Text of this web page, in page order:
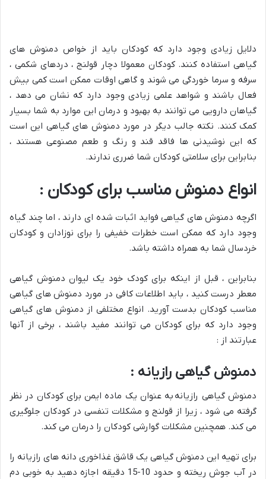
دلایل زیادی وجود دارد که کودکان باید از خواص دمنوش های
گیاهی استفاده کنند. کودکان معمولا دچار قولنج ، دردهای شکمی ،
سرفه و سرما خوردگی می شوند و گاهی اوقات ممکن است کمی بیش
فعال باشند و شواهد علمی زیادی وجود دارد که نشان می دهد ،
گیاهان دارویی می توانند به بهبود و درمان این موارد به شما بسیار
کمک کنند. نکته جالب دیگر در مورد دمنوش های گیاهی این است
که این نوشیدنی ها فاقد قند و رنگ و طعم مصنوعی هستند ،
بنابراین برای سلامتی کودکان شما ضرری ندارند.
انواع دمنوش مناسب برای کودکان :
اگرچه دمنوش های گیاهی فواید اثبات شده ای دارند ، اما چند گیاه
وجود دارد که ممکن است خطرات خفیفی را برای نوزادان و کودکان
خردسال شما به همراه داشته باشد.
بنابراین ، قبل از اینکه برای کودک خود یک لیوان دمنوش گیاهی
معطر درست کنید ، باید اطلاعات کافی در مورد دمنوش های گیاهی
مناسب کودکان بدست آورید. انواع مختلفی از دمنوش های گیاهی
وجود دارد که برای کودکان می توانند مفید باشند ، برخی از آنها
عبارتند از :
دمنوش گیاهی رازیانه :
دمنوش گیاهی رازیانه به عنوان یک ماده ایمن برای کودکان در نظر
گرفته می شود ، زیرا از قولنج و مشکلات تنفسی در کودکان جلوگیری
می کند. همچنین مشکلات گوارشی کودکان را درمان می کند.
برای تهیه این دمنوش گیاهی یک قاشق غذاخوری دانه های رازیانه را
در آب جوش ریخته و حدود 10-15 دقیقه اجازه دهید به خوبی دم